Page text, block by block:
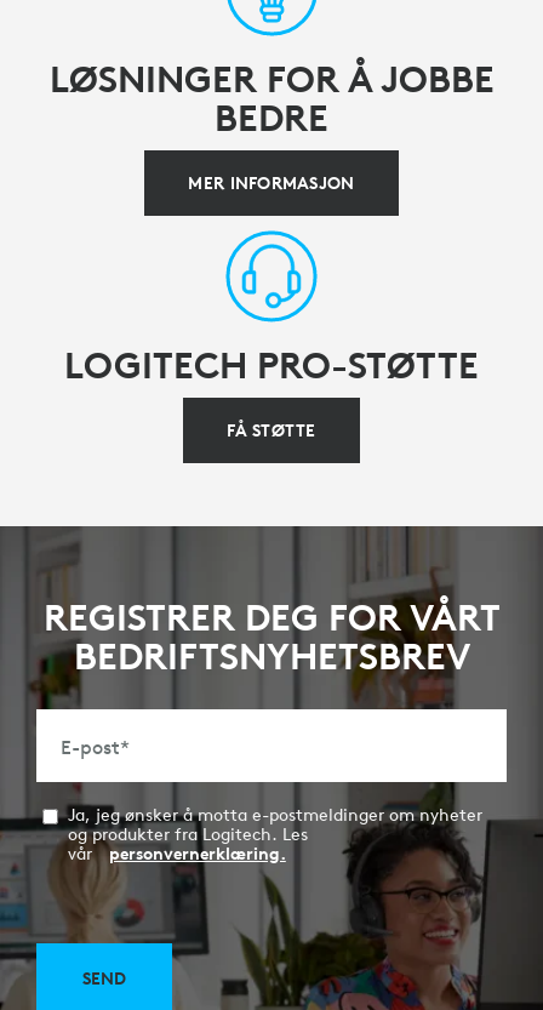
LØSNINGER FOR Å JOBBE
BEDRE
MER INFORMASJON
LOGITECH PRO-STØTTE
FÅ STØTTE
REGISTRER DEG FOR VÅRT
BEDRIFTSNYHETSBREV
E-post*
Ja, jeg ønsker å motta e-postmeldinger om nyheter
og produkter fra Logitech. Les
vår
personvernerklæring.
SEND